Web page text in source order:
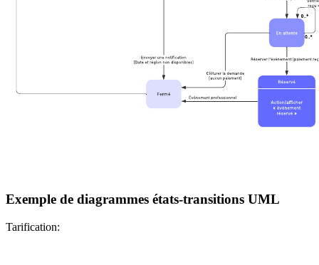
Exemple de diagrammes états-transitions UML
Tarification: